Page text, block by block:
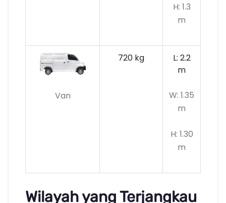
H: 1.3
m
Van
720 kg
L: 2.2
m
W: 1.35
m
H: 1.30
m
Wilayah yang Terjangkau